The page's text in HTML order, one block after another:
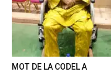
MOT DE LA CODEL A